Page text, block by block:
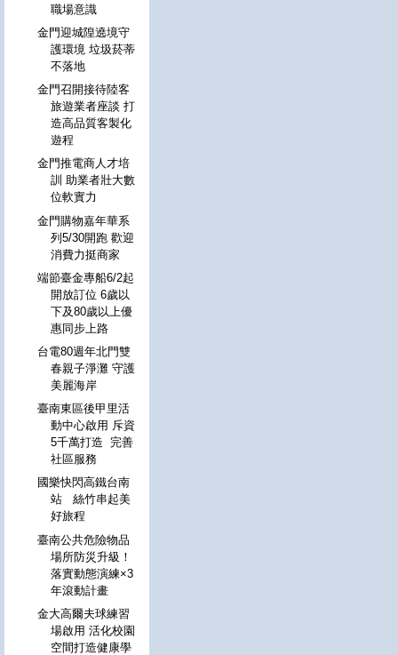
職場意識
金門迎城隍遶境守
護環境 垃圾菸蒂
不落地
金門召開接待陸客
旅遊業者座談 打
造高品質客製化
遊程
金門推電商人才培
訓 助業者壯大數
位軟實力
金門購物嘉年華系
列5/30開跑 歡迎
消費力挺商家
端節臺金專船6/2起
開放訂位 6歲以
下及80歲以上優
惠同步上路
台電80週年北門雙
春親子淨灘 守護
美麗海岸
臺南東區後甲里活
動中心啟用 斥資
5千萬打造 完善
社區服務
國樂快閃高鐵台南
站 絲竹串起美
好旅程
臺南公共危險物品
場所防災升級！
落實動態演練×3
年滾動計畫
金大高爾夫球練習
場啟用 活化校園
空間打造健康學